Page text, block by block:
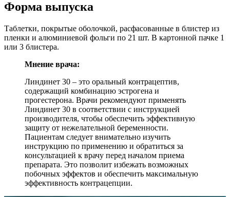
Форма выпуска
Таблетки, покрытые оболочкой, расфасованные в блистер из
пленки и алюминиевой фольги по 21 шт. В картонной пачке 1
или 3 блистера.
Мнение врача:
Линдинет 30 – это оральный контрацептив,
содержащий комбинацию эстрогена и
прогестерона. Врачи рекомендуют применять
Линдинет 30 в соответствии с инструкцией
производителя, чтобы обеспечить эффективную
защиту от нежелательной беременности.
Пациентам следует внимательно изучить
инструкцию по применению и обратиться за
консультацией к врачу перед началом приема
препарата. Это позволит избежать возможных
побочных эффектов и обеспечить максимальную
эффективность контрацепции.